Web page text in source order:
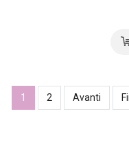
1 2 Avanti